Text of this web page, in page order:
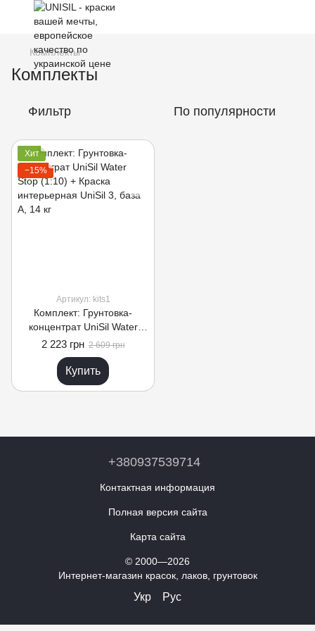
Комплекты
Комплекты
Фильтр По популярности
Хит
−15%
Артикул: kits1
Комплект: Грунтовка-
концентрат UniSil Water
Stop (1:10) + Краска
интерьерная UniSil 3, база
А, 14 кг
2 223 грн 2 609 грн
Купить
+380937539714
Контактная информация
Полная версия сайта
Карта сайта
© 2000—2026
Интернет-магазин красок, лаков, грунтовок
Укр Рус